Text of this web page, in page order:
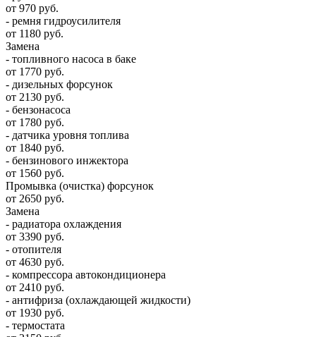
от 970 руб.
- ремня гидроусилителя
от 1180 руб.
Замена
- топливного насоса в баке
от 1770 руб.
- дизельных форсунок
от 2130 руб.
- бензонасоса
от 1780 руб.
- датчика уровня топлива
от 1840 руб.
- бензинового инжектора
от 1560 руб.
Промывка (очистка) форсунок
от 2650 руб.
Замена
- радиатора охлаждения
от 3390 руб.
- отопителя
от 4630 руб.
- компрессора автокондиционера
от 2410 руб.
- антифриза (охлаждающей жидкости)
от 1930 руб.
- термостата